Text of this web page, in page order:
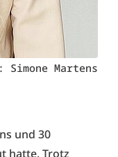
Martens
und 30
hatte. Trotz